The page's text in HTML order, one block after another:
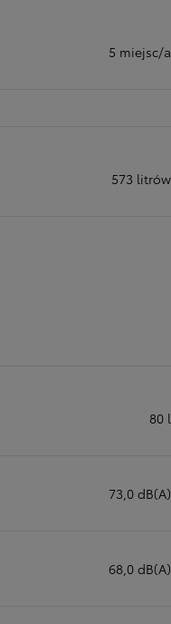
5 miejsc/a
573 litrów
80 l
73,0 dB(A)
68,0 dB(A)